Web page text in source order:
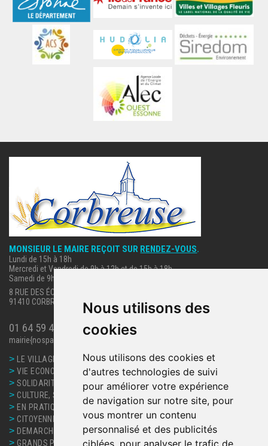
Nous utilisons des
cookies
Nous utilisons des cookies et
d'autres technologies de suivi
pour améliorer votre expérience
de navigation sur notre site, pour
vous montrer un contenu
personnalisé et des publicités
ciblées, pour analyser le trafic de
MONSIEUR LE MAIRE REÇOIT SUR RENDEZ-VOUS.
Lundi de 15h à 18h
Mercredi et Vendredi de 9h à 12h et de 15h à 18h
Samedi de 9h à 12h.
8 RUE DES ÉCOLES
91410 CORBREUSE
01 64 59 40 63
mairie{nospam}corbreuse.fr
> LE VILLAGE
>VIE ECONOMIQUE
>SOLIDARITE, SANTE
> CULTURE, SPORT ET LOISIRS
> EN PRATIQUE
> CITOYENNETE
> DEMARCHES ET SERVICES
> GRANDS PROJETS